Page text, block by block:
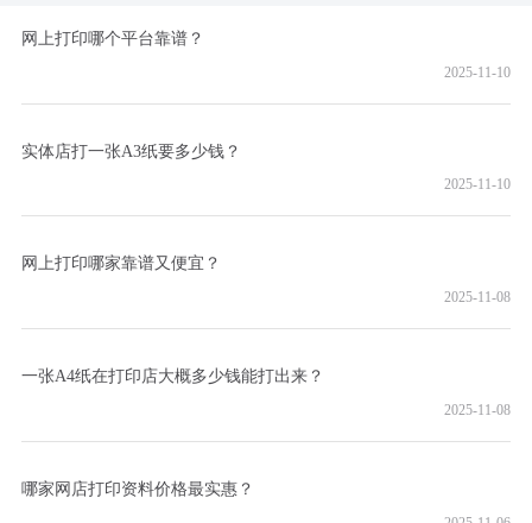
网上打印哪个平台靠谱？
2025-11-10
实体店打一张A3纸要多少钱？
2025-11-10
网上打印哪家靠谱又便宜？
2025-11-08
一张A4纸在打印店大概多少钱能打出来？
2025-11-08
哪家网店打印资料价格最实惠？